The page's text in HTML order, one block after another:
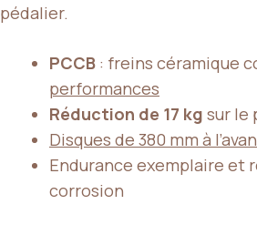
pédalier.
PCCB : freins céramique
performances
Réduction de 17 kg sur le
Disques de 380 mm à
Endurance exemplaire et
corrosion